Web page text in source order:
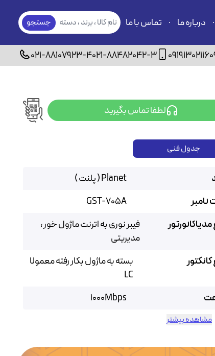
درباره ما تماس با ما
نام کالا ، برند ، دسته
بندی
جستجو
09191302116
021-88482042-3
021-88107923-4
لطفا تماس بگیرید
جدول فنی
Planet ( پلنت )
نامبر
GST-705A
مدیاکانورتور
فیبر نوری به اترنت ماژول خور ،
مدیریتی
بسته به ماژول بکار رفته معمولا
LC
1000Mbps
مشاهده بیشتر